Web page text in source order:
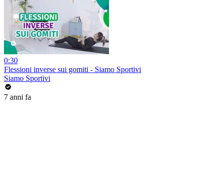
0:30
Flessioni inverse sui gomiti - Siamo Sportivi
Siamo Sportivi
7 anni fa